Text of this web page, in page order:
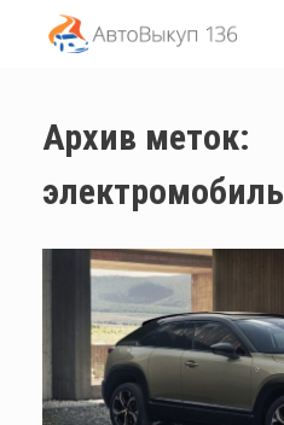
содержанию
Архив меток:
электромобиль